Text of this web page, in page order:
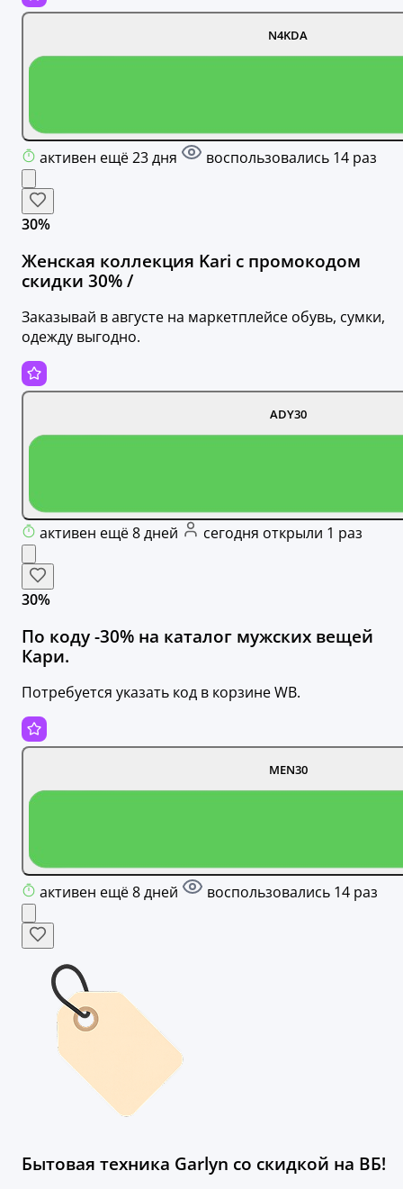
N4KDA
активен ещё 23 дня воспользовались 14 раз
30%
Женская коллекция Kari с промокодом
скидки 30% /
Заказывай в августе на маркетплейсе обувь, сумки,
одежду выгодно.
ADY30
активен ещё 8 дней сегодня открыли 1 раз
30%
По коду -30% на каталог мужских вещей
Кари.
Потребуется указать код в корзине WB.
MEN30
активен ещё 8 дней воспользовались 14 раз
Бытовая техника Garlyn со скидкой на ВБ!